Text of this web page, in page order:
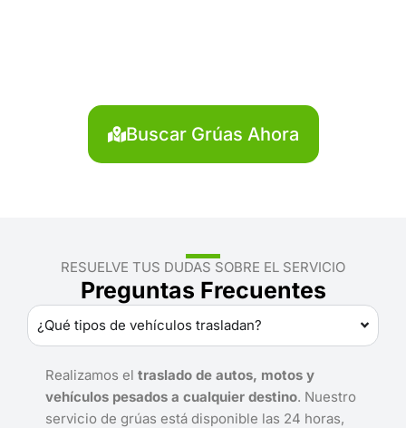
Buscar Grúas Ahora
RESUELVE TUS DUDAS SOBRE EL SERVICIO
Preguntas Frecuentes
¿Qué tipos de vehículos trasladan?
Realizamos el traslado de autos, motos y
vehículos pesados a cualquier destino. Nuestro
servicio de grúas está disponible las 24 horas,